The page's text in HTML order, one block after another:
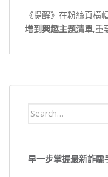
《提醒》在粉絲頁橫
增到興趣主題清單,重
Search
早一步掌握最新詐騙